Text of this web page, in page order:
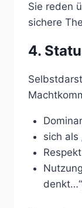
Sie reden
sichere
4.
sich als